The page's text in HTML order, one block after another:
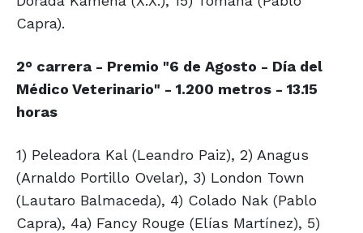
Capra).
2° carrera - Premio "6 de Agosto - Día del
Médico Veterinario" - 1.200 metros - 13.15
horas
1) Peleadora Kal (Leandro Paiz), 2) Anagus
(Arnaldo Portillo Ovelar), 3) London Town
(Lautaro Balmaceda), 4) Colado Nak (Pablo
Capra), 4a) Fancy Rouge (Elías Martínez), 5)